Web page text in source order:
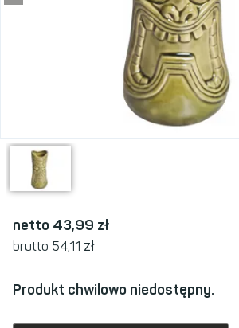
netto 43,99 zł
brutto 54,11 zł
Produkt chwilowo niedostępny.